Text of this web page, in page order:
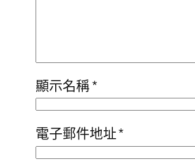
顯示名稱*
電子郵件地址*